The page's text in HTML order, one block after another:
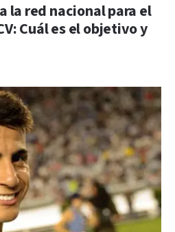
la red nacional para el
Cuál es el objetivo y